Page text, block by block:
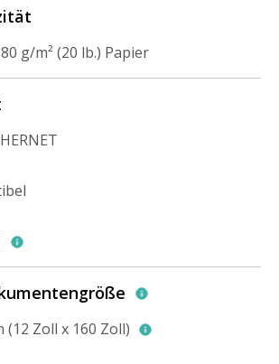
g/m² (20 lb.) Papier
(12 Zoll x 160 Zoll)